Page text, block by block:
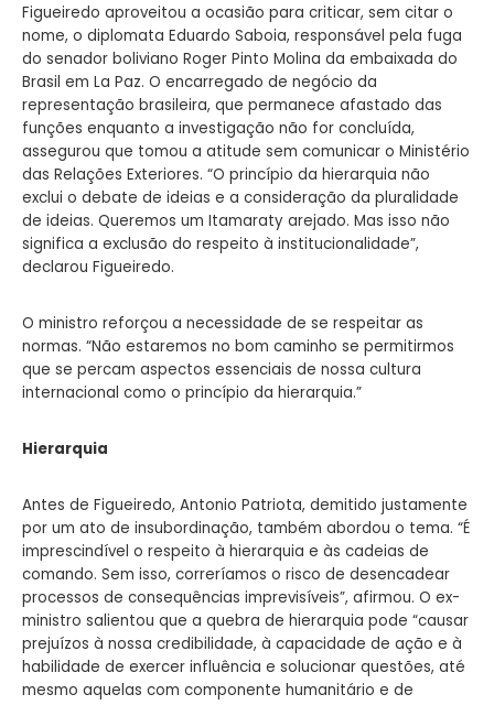
Figueiredo aproveitou a ocasião para criticar, sem citar o
nome, o diplomata Eduardo Saboia, responsável pela fuga
do senador boliviano Roger Pinto Molina da embaixada do
Brasil em La Paz. O encarregado de negócio da
representação brasileira, que permanece afastado das
funções enquanto a investigação não for concluída,
assegurou que tomou a atitude sem comunicar o Ministério
das Relações Exteriores. “O princípio da hierarquia não
exclui o debate de ideias e a consideração da pluralidade
de ideias. Queremos um Itamaraty arejado. Mas isso não
significa a exclusão do respeito à institucionalidade”,
declarou Figueiredo.
O ministro reforçou a necessidade de se respeitar as
normas. “Não estaremos no bom caminho se permitirmos
que se percam aspectos essenciais de nossa cultura
internacional como o princípio da hierarquia.”
Hierarquia
Antes de Figueiredo, Antonio Patriota, demitido justamente
por um ato de insubordinação, também abordou o tema. “É
imprescindível o respeito à hierarquia e às cadeias de
comando. Sem isso, correríamos o risco de desencadear
processos de consequências imprevisíveis”, afirmou. O ex-
ministro salientou que a quebra de hierarquia pode “causar
prejuízos à nossa credibilidade, à capacidade de ação e à
habilidade de exercer influência e solucionar questões, até
mesmo aquelas com componente humanitário e de